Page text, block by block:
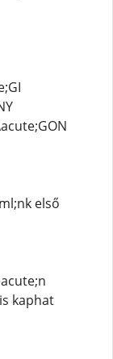
első
kaphat